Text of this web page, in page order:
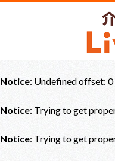
Notice: Undefined offset: 0
Notice: Trying to get
Notice: Trying to get